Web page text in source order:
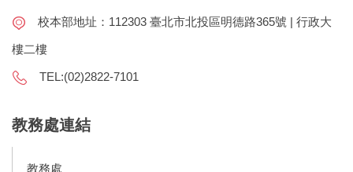
校本部地址：112303 臺北市北投區明德路365號 | 行政大
樓二樓
TEL:(02)2822-7101
教務處連結
教務處